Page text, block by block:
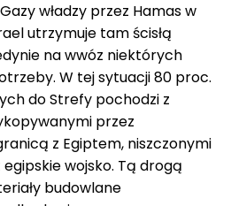
władzy przez Hamas w
utrzymuje tam ścisłą
na wwóz niektórych
W tej sytuacji 80 proc.
do Strefy pochodzi z
przez
z Egiptem, niszczonymi
wojsko. Tą drogą
budowlane